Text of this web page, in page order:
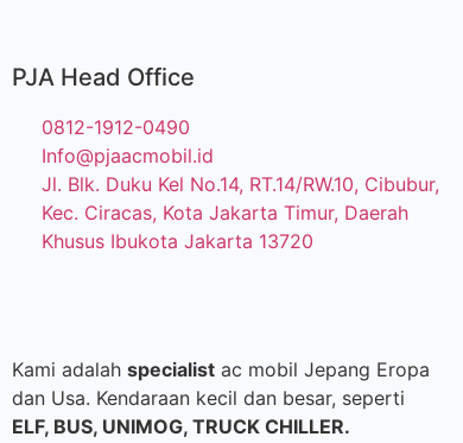
PJA Head Office
0812-1912-0490
Info@pjaacmobil.id
Jl. Blk. Duku Kel No.14, RT.14/RW.10, Cibubur,
Kec. Ciracas, Kota Jakarta Timur, Daerah
Khusus Ibukota Jakarta 13720
Kami adalah specialist ac mobil Jepang Eropa
dan Usa. Kendaraan kecil dan besar, seperti
ELF, BUS, UNIMOG, TRUCK CHILLER.